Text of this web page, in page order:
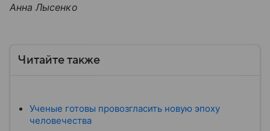
Анна Лысенко
Читайте также
Ученые готовы провозгласить новую эпоху
человечества